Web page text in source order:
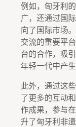
例如，匈牙利
广，还通过国
向了国际市场
交流的重要平
台的合作，吸
年轻一代中产
此外，通过这
了更多的互动
作成果，参与
升了匈牙利非